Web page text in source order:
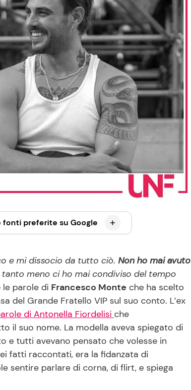
fonti preferite su Google
e mi dissocio da tutto ciò. Non ho mai avuto
tanto meno ci ho mai condiviso del tempo
le parole di Francesco Monte che ha scelto
del Grande Fratello VIP sul suo conto. L’ex
di Antonella Fiordelisi che
il suo nome. La modella aveva spiegato di
e tutti avevano pensato che volesse in
fatti raccontati, era la fidanzata di
sentire parlare di corna, di flirt, e spiega